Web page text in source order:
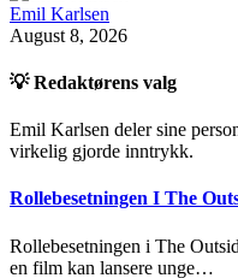
Emil Karlsen
August 8, 2026
💡 Redaktørens valg
Emil Karlsen deler sine
virkelig gjorde inntrykk.
Rollebesetningen I The
Rollebesetningen i The
en film kan lansere unge…